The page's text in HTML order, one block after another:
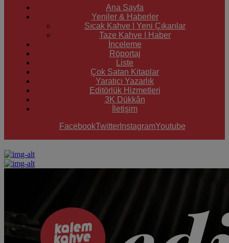
Ana Sayfa
Yeniler & Haberler
Sıcak Kahve | Yeni Çıkanlar
Taze Kahve | Haber
İnceleme
Röportaj
Liste
Çok Satan Kitaplar
Yaratıcı Yazarlık
Editörlük Hizmetleri
3K Dükkân
İletişim
FacebookTwitterInstagramYoutube